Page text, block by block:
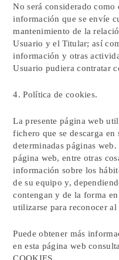
No será considerado
información que se envíe
mantenimiento de la
Usuario y el Titular; así
información y otras
Usuario pudiera contratar
4. Política de cookies.
La presente página web
fichero que se descarga en
determinadas páginas
página web, entre otras
información sobre los
de su equipo y,
contengan y de la forma
utilizarse para reconocer al
Puede obtener más
en esta página web